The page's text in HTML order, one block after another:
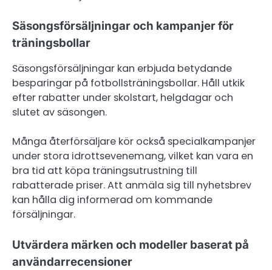
Säsongsförsäljningar och kampanjer för
träningsbollar
Säsongsförsäljningar kan erbjuda betydande
besparingar på fotbollsträningsbollar. Håll utkik
efter rabatter under skolstart, helgdagar och
slutet av säsongen.
Många återförsäljare kör också specialkampanjer
under stora idrottsevenemang, vilket kan vara en
bra tid att köpa träningsutrustning till
rabatterade priser. Att anmäla sig till nyhetsbrev
kan hålla dig informerad om kommande
försäljningar.
Utvärdera märken och modeller baserat på
användarrecensioner